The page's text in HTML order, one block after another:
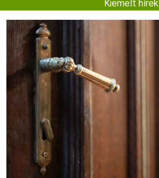
Kiemelt hírek